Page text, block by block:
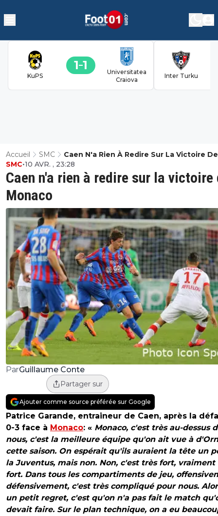
KuPS
1 1
Universitatea
Craiova
Inter Turku
Accueil SMC
Caen N'a Rien À Redire Sur La Victoire De
Monaco
Caen n'a rien à redire sur la victoire
Monaco
SMC•10 AVR. , 23:28
ParGuillaume Conte
Partager sur
Ajouter comme source préférée sur Google
Patrice Garande, entraineur de Caen, après la
0-3 face à Monaco: « Monaco, c'est très au-dessus
nous, c'est la meilleure équipe qu'on ait vue à
cette saison. On espérait qu'ils auraient la tête un
la Juventus, mais non. Non, c'est très fort, vraiment
fort. Dans tous les compartiments de jeu,
défensivement, c'est très compliqué pour nous.
un petit regret, c'est qu'on n'a pas fait le match
devait faire. Sur le plan technique, on a eu